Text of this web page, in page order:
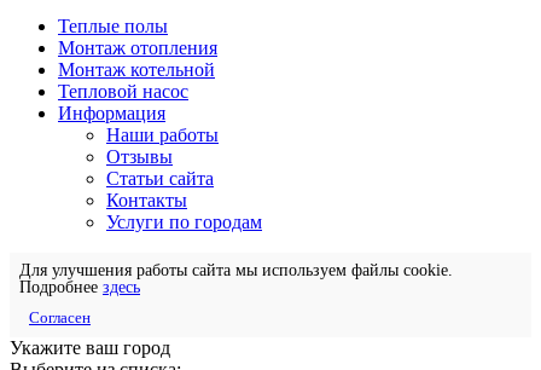
Теплые полы
Монтаж отопления
Монтаж котельной
Тепловой насос
Информация
Наши работы
Отзывы
Статьи сайта
Контакты
Услуги по городам
Для улучшения работы сайта мы используем файлы cookie.
Подробнее здесь
Согласен
Укажите ваш город